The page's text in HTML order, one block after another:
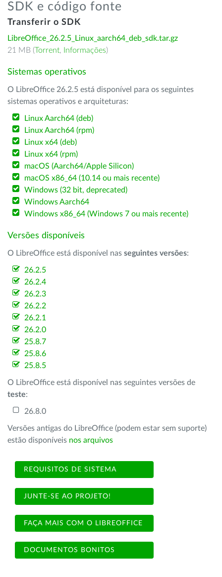
SDK e código fonte
Transferir o SDK
LibreOffice_26.2.5_Linux_aarch64_deb_sdk.tar.gz
21 MB (Torrent, Informações)
Sistemas operativos
O LibreOffice 26.2.5 está disponível para os seguintes
sistemas operativos e arquiteturas:
Linux Aarch64 (deb)
Linux Aarch64 (rpm)
Linux x64 (deb)
Linux x64 (rpm)
macOS (Aarch64/Apple Silicon)
macOS x86_64 (10.14 ou mais recente)
Windows (32 bit, deprecated)
Windows Aarch64
Windows x86_64 (Windows 7 ou mais recente)
Versões disponíveis
O LibreOffice está disponível nas seguintes versões:
26.2.5
26.2.4
26.2.3
26.2.2
26.2.1
26.2.0
25.8.7
25.8.6
25.8.5
O LibreOffice está disponível nas seguintes versões de
teste:
26.8.0
Versões antigas do LibreOffice (podem estar sem suporte)
estão disponíveis nos arquivos
REQUISITOS DE SISTEMA
JUNTE-SE AO PROJETO!
FAÇA MAIS COM O LIBREOFFICE
DOCUMENTOS BONITOS